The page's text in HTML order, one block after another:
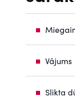
Vājums
Slikta